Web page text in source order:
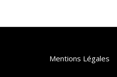
Mentions Légales